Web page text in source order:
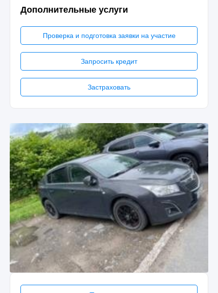
Дополнительные услуги
Проверка и подготовка заявки на участие
Запросить кредит
Застраховать